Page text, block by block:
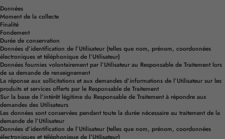
Données
Moment de la collecte
Finalité
Fondement
Durée de conservation
Données d’identification de l’Utilisateur (telles que nom, prénom, coordonnées
électroniques et téléphonique de l’Utilisateur)
Données fournies volontairement par l’Utilisateur au Responsable de Traitement lors
de sa demande de renseignement
La réponse aux sollicitations et aux demandes d’informations de l’Utilisateur sur les
produits et services offerts par le Responsable de Traitement
Sur la base de l’intérêt légitime du Responsable de Traitement à répondre aux
demandes des Utilisateurs
Les données sont conservées pendant toute la durée nécessaire au traitement de la
demande de l’Utilisateur
Données d’identification de l’Utilisateur (telles que nom, prénom, coordonnées
électroniques et téléphonique de l’Utilisateur)